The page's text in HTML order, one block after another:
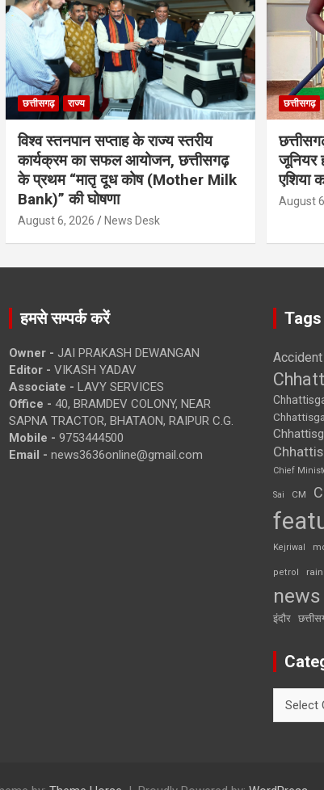
छत्तीसगढ़ राज्य
विश्व स्तनपान सप्ताह के राज्य स्तरीय
कार्यक्रम का सफल आयोजन, छत्तीसगढ़
के प्रथम “मातृ दूध कोष (Mother Milk
Bank)” की घोषणा
August 6, 2026 News Desk
छत्तीसगढ़
जूनियर
एशिया
August
हमसे सम्पर्क करें
Owner - JAI PRAKASH DEWANGAN
Editor - VIKASH YADAV
Associate - LAVY SERVICES
Office - 40, BRAMDEV COLONY, NEAR
SAPNA TRACTOR, BHATAON, RAIPUR C.G.
Mobile - 9753444500
Email - news3636online@gmail.com
Tags
Accident
Chief
Sai CM
Kejriwal
petrol rain
news
इंदौर